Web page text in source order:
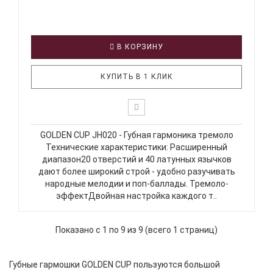
В КОРЗИНУ
КУПИТЬ В 1 КЛИК
GOLDEN CUP JH020 - Губная гармоника тремоло
Технические характеристики: Расширенный
диапазон20 отверстий и 40 латунных язычков
дают более широкий строй - удобно разучивать
народные мелодии и поп-баллады. Тремоло-
эффектДвойная настройка каждого т..
Показано с 1 по 9 из 9 (всего 1 страниц)
Губные гармошки GOLDEN CUP пользуются большой